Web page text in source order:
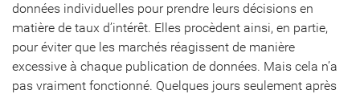
données individuelles pour prendre leurs décisions en
matière de taux d’intérêt. Elles procèdent ainsi, en partie,
pour éviter que les marchés réagissent de manière
excessive à chaque publication de données. Mais cela n’a
pas vraiment fonctionné. Quelques jours seulement après